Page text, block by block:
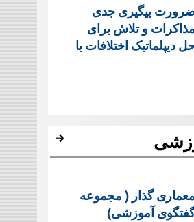
پیگیری جدی
مذاکرات و تلاش برای
دیپلماتیک اختلافات با
معماری گذار ( مجموعه
آموزشی)